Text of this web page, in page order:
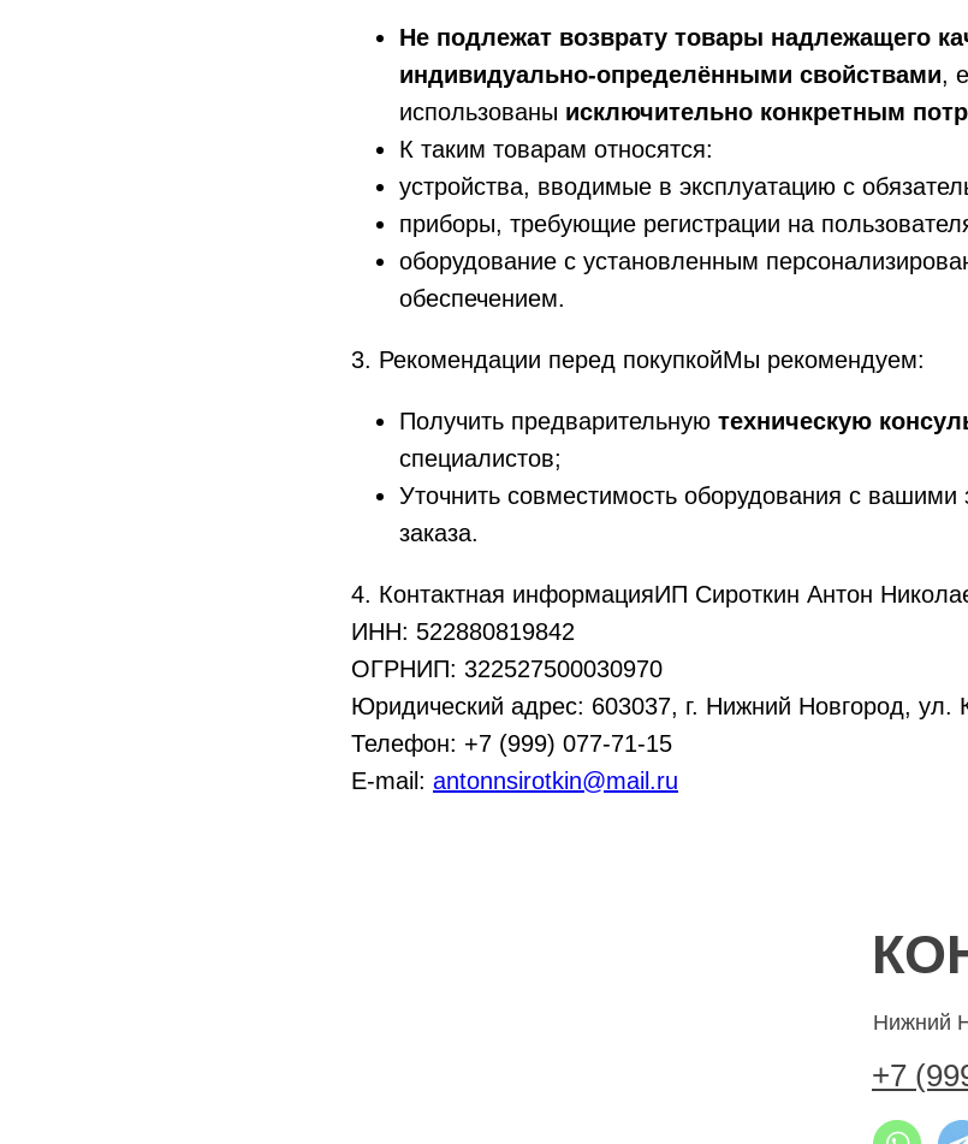
Не подлежат возврату товары надлежащего
индивидуально-определёнными свойствами,
использованы исключительно конкретным
К таким товарам относятся:
устройства, вводимые в эксплуатацию с
приборы, требующие регистрации на
оборудование с установленным
обеспечением.
3. Рекомендации перед покупкойМы рекомендуем:
Получить предварительную техническую
специалистов;
Уточнить совместимость оборудования с
заказа.
4. Контактная информацияИП Сироткин Антон
ИНН: 522880819842
ОГРНИП: 322527500030970
Юридический адрес: 603037, г. Нижний Новгород,
Телефон: +7 (999) 077-71-15
E-mail: antonnsirotkin@mail.ru
Нижний
+7